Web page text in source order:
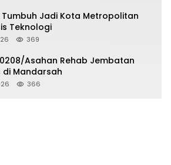
Tumbuh Jadi Kota Metropolitan
Teknologi
369
Asahan Rehab Jembatan
di Mandarsah
366